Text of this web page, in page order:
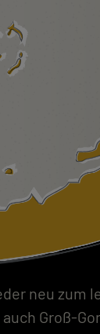
neu zum
Groß-